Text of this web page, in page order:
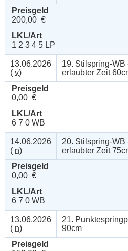
Preisgeld
200,00 €
LKL/Art
1 2 3 4 5 LP
13.06.2026
( v)
19. Stilspring-WB
erlaubter Zeit
Preisgeld
0,00 €
LKL/Art
6 7 0 WB
14.06.2026
( n)
20. Stilspring-WB
erlaubter Zeit
Preisgeld
0,00 €
LKL/Art
6 7 0 WB
13.06.2026
( n)
21.
90cm
Preisgeld